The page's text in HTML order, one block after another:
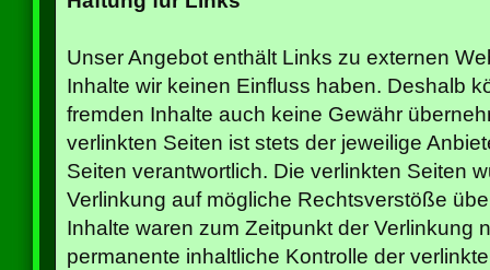
Unser Angebot enthält Links zu externen
Inhalte wir keinen Einfluss haben. Deshalb
fremden Inhalte auch keine Gewähr
verlinkten Seiten ist stets der jeweilige
Seiten verantwortlich. Die verlinkten Seiten
Verlinkung auf mögliche Rechtsverstöße
Inhalte waren zum Zeitpunkt der Verlinkung
permanente inhaltliche Kontrolle der